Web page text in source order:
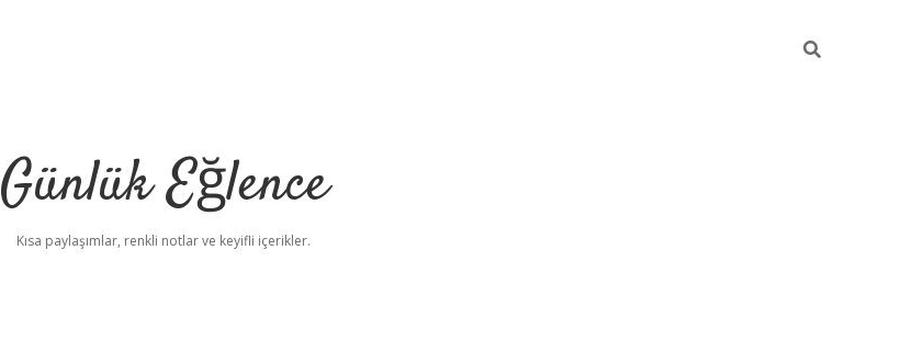
Günlük Eğlence
Kısa paylaşımlar, renkli notlar ve keyifli içerikler.